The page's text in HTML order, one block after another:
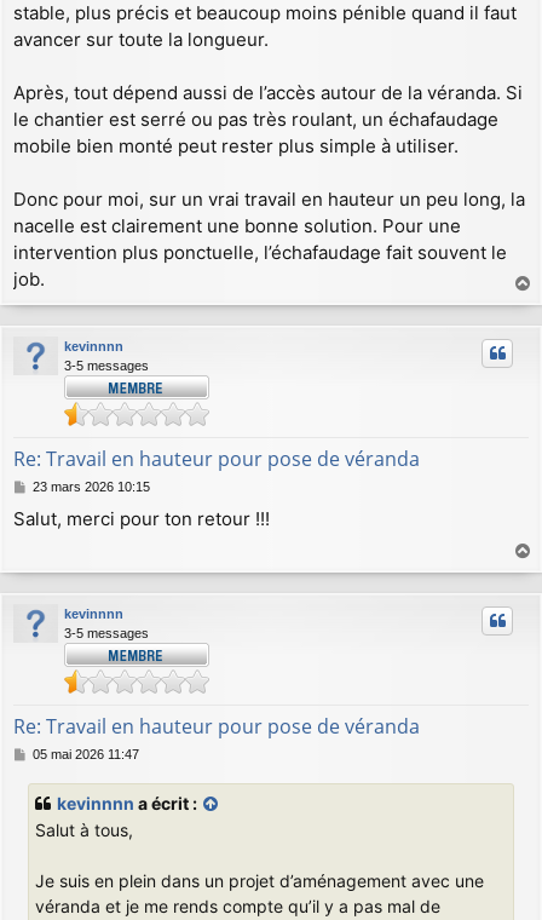
stable, plus précis et beaucoup moins pénible quand il faut
avancer sur toute la longueur.
Après, tout dépend aussi de l’accès autour de la véranda. Si
le chantier est serré ou pas très roulant, un échafaudage
mobile bien monté peut rester plus simple à utiliser.
Donc pour moi, sur un vrai travail en hauteur un peu long, la
nacelle est clairement une bonne solution. Pour une
intervention plus ponctuelle, l’échafaudage fait souvent le
job.
a
u
kevinnnn
3-5 messages
Re: Travail en hauteur pour pose de véranda
M
s
23 mars 2026 10:15
Salut, merci pour ton retour !!!
a
u
kevinnnn
3-5 messages
Re: Travail en hauteur pour pose de véranda
M
05 mai 2026 11:47
kevinnnn a écrit :
Salut à tous,
Je suis en plein dans un projet d’aménagement avec une
véranda et je me rends compte qu’il y a pas mal de